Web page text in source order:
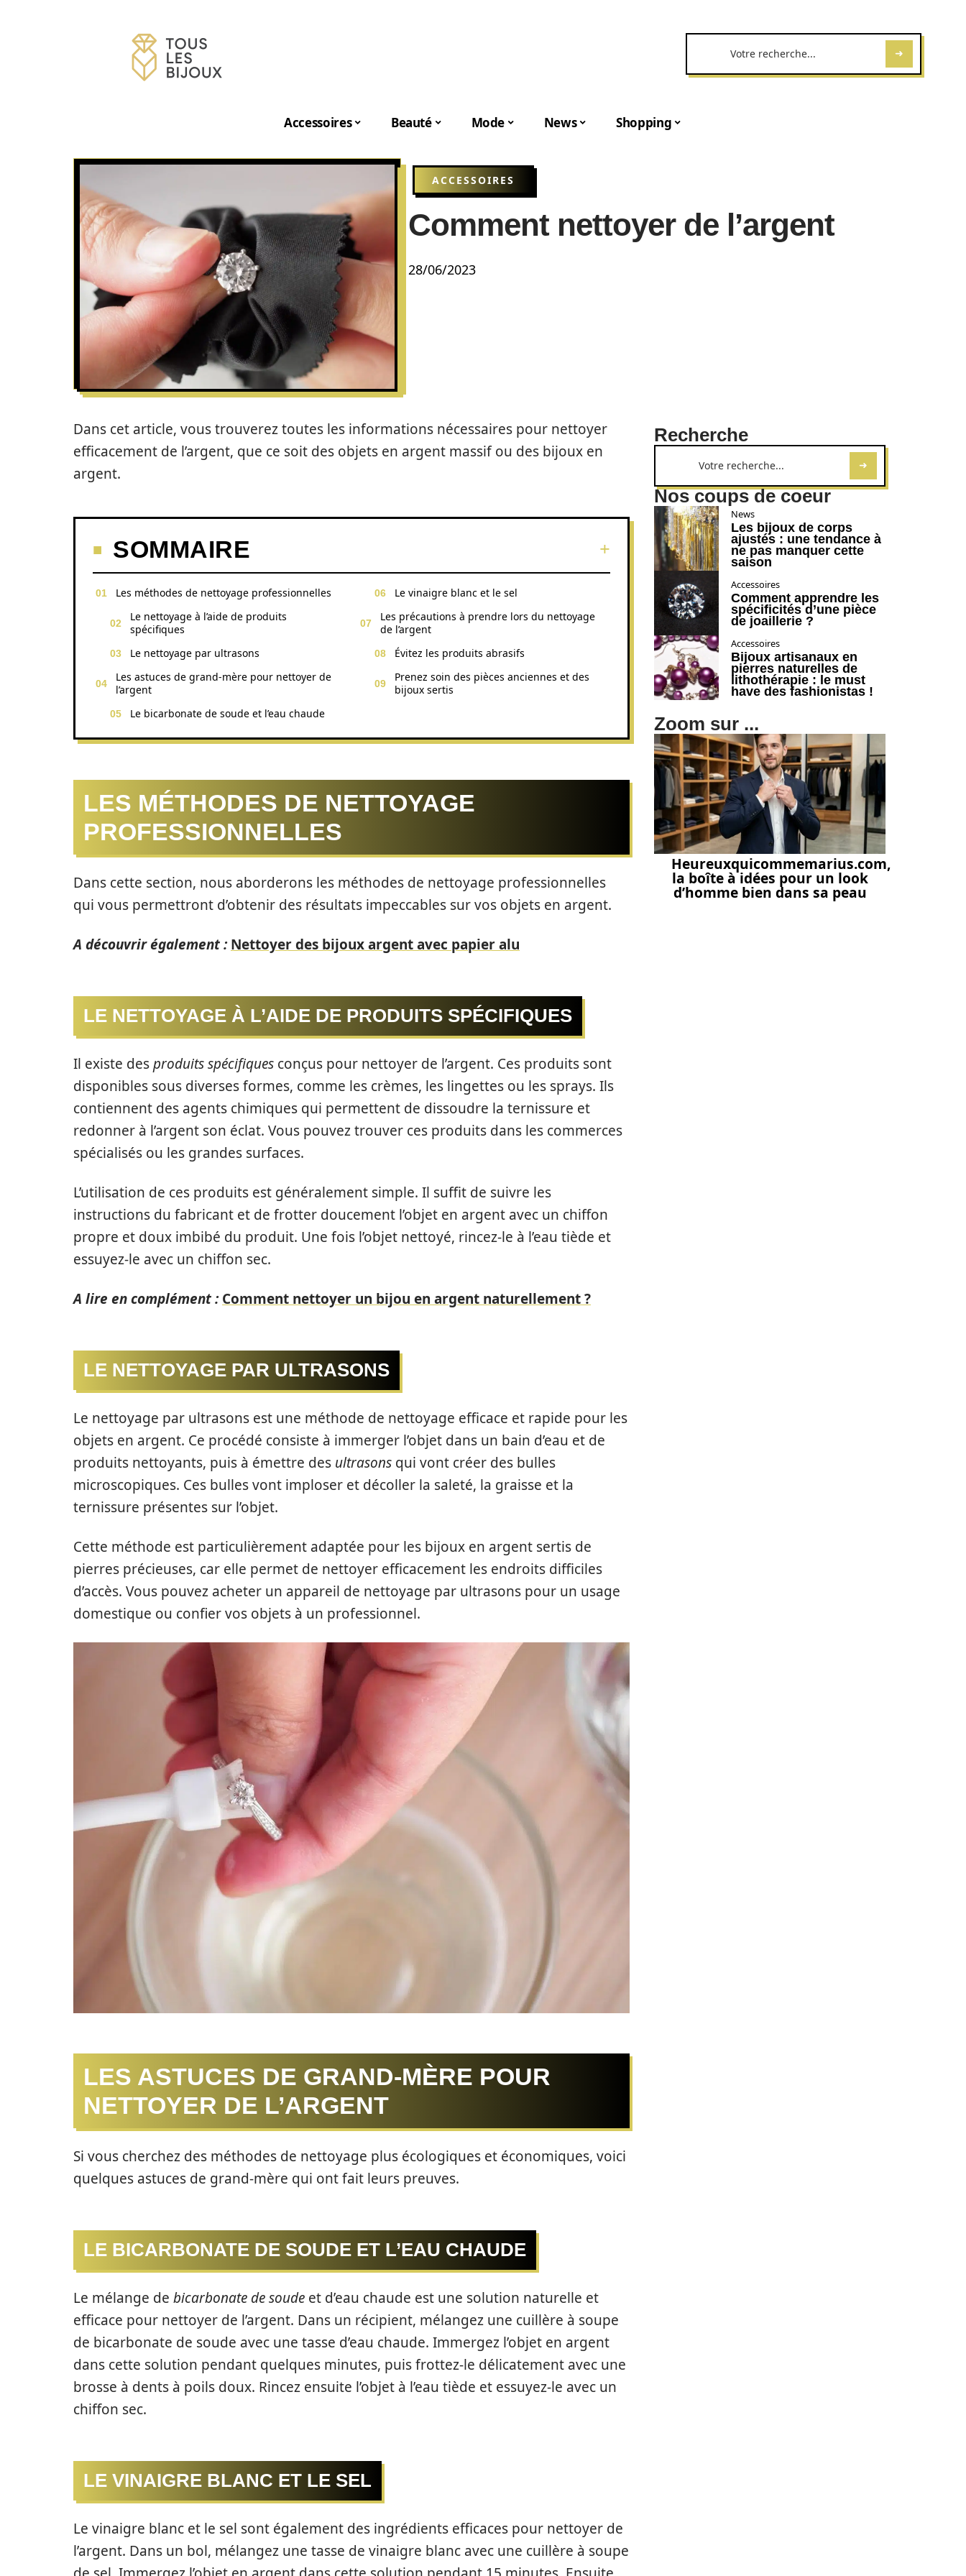
Accessoires Beauté Mode News Shopping
ACCESSOIRES
Comment nettoyer de l’argent
28/06/2023
Dans cet article, vous trouverez toutes les informations nécessaires pour nettoyer
efficacement de l’argent, que ce soit des objets en argent massif ou des bijoux en
argent.
SOMMAIRE
Les méthodes de nettoyage professionnelles
Le nettoyage à l’aide de produits
spécifiques
Le nettoyage par ultrasons
Les astuces de grand-mère pour nettoyer de
l’argent
Le bicarbonate de soude et l’eau chaude
Le vinaigre blanc et le sel
Les précautions à prendre lors du nettoyage
de l’argent
Évitez les produits abrasifs
Prenez soin des pièces anciennes et des
bijoux sertis
LES MÉTHODES DE NETTOYAGE
PROFESSIONNELLES
Dans cette section, nous aborderons les méthodes de nettoyage professionnelles
qui vous permettront d’obtenir des résultats impeccables sur vos objets en argent.
A découvrir également : Nettoyer des bijoux argent avec papier alu
LE NETTOYAGE À L’AIDE DE PRODUITS SPÉCIFIQUES
Il existe desproduits spécifiques conçus pour nettoyer de l’argent. Ces produits sont
disponibles sous diverses formes, comme les crèmes, les lingettes ou les sprays. Ils
contiennent des agents chimiques qui permettent de dissoudre la ternissure et
redonner à l’argent son éclat. Vous pouvez trouver ces produits dans les commerces
spécialisés ou les grandes surfaces.
L’utilisation de ces produits est généralement simple. Il suffit de suivre les
instructions du fabricant et de frotter doucement l’objet en argent avec un chiffon
propre et doux imbibé du produit. Une fois l’objet nettoyé, rincez-le à l’eau tiède et
essuyez-le avec un chiffon sec.
A lire en complément : Comment nettoyer un bijou en argent naturellement ?
LE NETTOYAGE PAR ULTRASONS
Le nettoyage par ultrasons est une méthode de nettoyage efficace et rapide pour les
objets en argent. Ce procédé consiste à immerger l’objet dans un bain d’eau et de
produits nettoyants, puis à émettre des ultrasons qui vont créer des bulles
microscopiques. Ces bulles vont imploser et décoller la saleté, la graisse et la
ternissure présentes sur l’objet.
Cette méthode est particulièrement adaptée pour les bijoux en argent sertis de
pierres précieuses, car elle permet de nettoyer efficacement les endroits difficiles
d’accès. Vous pouvez acheter un appareil de nettoyage par ultrasons pour un usage
domestique ou confier vos objets à un professionnel.
LES ASTUCES DE GRAND-MÈRE POUR
NETTOYER DE L’ARGENT
Si vous cherchez des méthodes de nettoyage plus écologiques et économiques, voici
quelques astuces de grand-mère qui ont fait leurs preuves.
LE BICARBONATE DE SOUDE ET L’EAU CHAUDE
Le mélange de bicarbonate de soude et d’eau chaude est une solution naturelle et
efficace pour nettoyer de l’argent. Dans un récipient, mélangez une cuillère à soupe
de bicarbonate de soude avec une tasse d’eau chaude. Immergez l’objet en argent
dans cette solution pendant quelques minutes, puis frottez-le délicatement avec une
brosse à dents à poils doux. Rincez ensuite l’objet à l’eau tiède et essuyez-le avec un
chiffon sec.
LE VINAIGRE BLANC ET LE SEL
Le vinaigre blanc et le sel sont également des ingrédients efficaces pour nettoyer de
l’argent. Dans un bol, mélangez une tasse de vinaigre blanc avec une cuillère à soupe
Recherche
Nos coups de coeur
News
Les bijoux de corps
ajustés : une tendance à
ne pas manquer cette
saison
Accessoires
Comment apprendre les
spécificités d’une pièce
de joaillerie ?
Accessoires
Bijoux artisanaux en
pierres naturelles de
lithothérapie : le must
have des fashionistas !
Zoom sur ...
Heureuxquicommemarius.com,
la boîte à idées pour un look
d’homme bien dans sa peau